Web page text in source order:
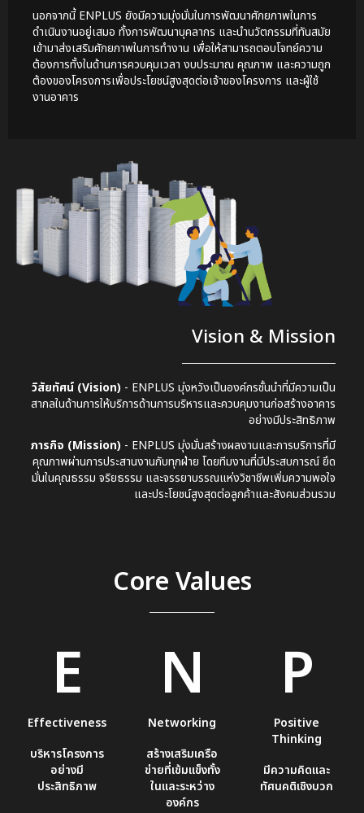
นอกจากนี้ ENPLUS ยังมีความมุ่งมั่นในการพัฒนาศักยภาพในการ
ดำเนินงานอยู่เสมอ ทั้งการพัฒนาบุคลากร และนำนวัตกรรมที่ทันสมัย
เข้ามาส่งเสริมศักยภาพในการทำงาน เพื่อให้สามารถตอบโจทย์ความ
ต้องการทั้งในด้านการควบคุมเวลา งบประมาณ คุณภาพ และความถูก
ต้องของโครงการเพื่อประโยชน์สูงสุดต่อเจ้าของโครงการ และผู้ใช้
งานอาคาร
Vision & Mission
วิสัยทัศน์ (Vision) - ENPLUS มุ่งหวังเป็นองค์กรชั้นนำที่มีความเป็น
สากลในด้านการให้บริการด้านการบริหารและควบคุมงานก่อสร้างอาคาร
อย่างมีประสิทธิภาพ
ภารกิจ (Mission) - ENPLUS มุ่งมั่นสร้างผลงานและการบริการที่มี
คุณภาพผ่านการประสานงานกับทุกฝ่าย โดยทีมงานที่มีประสบการณ์ ยึด
มั่นในคุณธรรม จริยธรรม และจรรยาบรรณแห่งวิชาชีพเพิ่มความพอใจ
และประโยชน์สูงสุดต่อลูกค้าและสังคมส่วนรวม
Core Values
E
Effectiveness
บริหารโครงการ
อย่างมี
ประสิทธิภาพ
N
Networking
สร้างเสริมเครือ
ข่ายที่เข้มแข็งทั้ง
ในและระหว่าง
องค์กร
P
Positive
Thinking
มีความคิดและ
ทัศนคติเชิงบวก